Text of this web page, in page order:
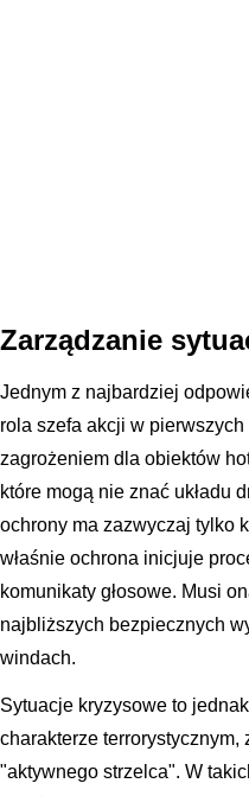
Zarządzanie
Jednym z najbardziej
rola szefa akcji w
zagrożeniem dla obiektów
które mogą nie znać układu
ochrony ma zazwyczaj tylko
właśnie ochrona inicjuje
komunikaty głosowe. Musi
najbliższych bezpiecznych
windach.
Sytuacje kryzysowe to
charakterze terrorystycznym,
"aktywnego strzelca". W